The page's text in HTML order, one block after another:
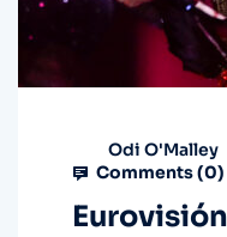
Odi O'Malley
Comments (0)